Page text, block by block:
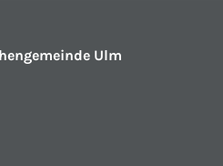
Ulm